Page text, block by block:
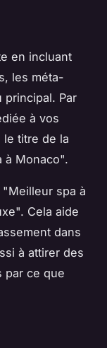
en incluant
les méta-
principal. Par
à vos
titre de la
à Monaco".
"Meilleur spa à
". Cela aide
dans
à attirer des
par ce que